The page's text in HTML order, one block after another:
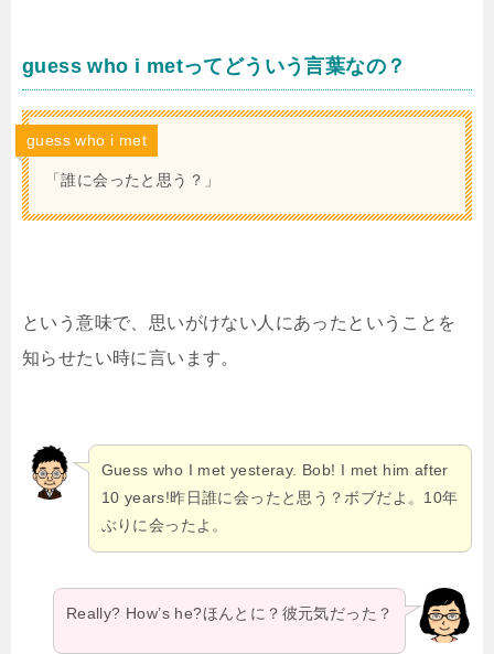
guess who i metってどういう言葉なの？
guess who i met
「誰に会ったと思う？」
という意味で、思いがけない人にあったということを
知らせたい時に言います。
Guess who I met yesteray. Bob! I met him after
10 years!昨日誰に会ったと思う？ボブだよ。10年
ぶりに会ったよ。
Really? How’s he?ほんとに？彼元気だった？